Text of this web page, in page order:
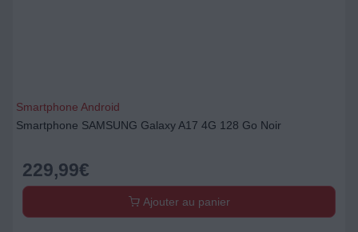
Smartphone Android
Smartphone SAMSUNG Galaxy A17 4G 128 Go Noir
229,99€
Ajouter au panier